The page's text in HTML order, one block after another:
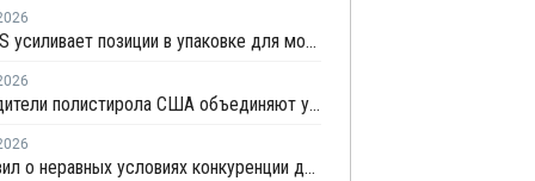
NEOPOLIS усиливает позиции в упаковке для молочного рынка
Производители полистирола США объединяют усилия для защиты рынка от экологических ограничений
СПП заявил о неравных условиях конкуренции для импортеров полимерной упаковки в рамках российского РОП